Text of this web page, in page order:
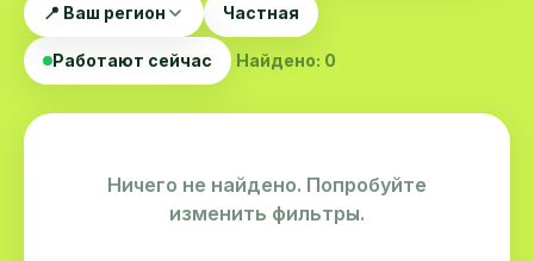
📍 Ваш регион Частная
Работают сейчас Найдено: 0
Ничего не найдено. Попробуйте
изменить фильтры.